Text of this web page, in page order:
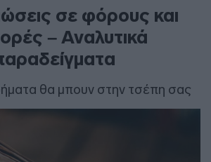
σε φόρους και
– Αναλυτικά
θα μπουν στην τσέπη σας